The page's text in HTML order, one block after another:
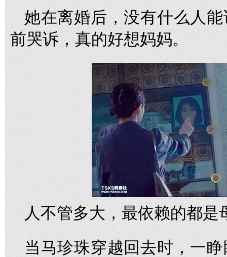
她在离婚后，没有什么人
前哭诉，真的好想妈妈。
人不管多大，最依赖的都是
当马珍珠穿越回去时，一